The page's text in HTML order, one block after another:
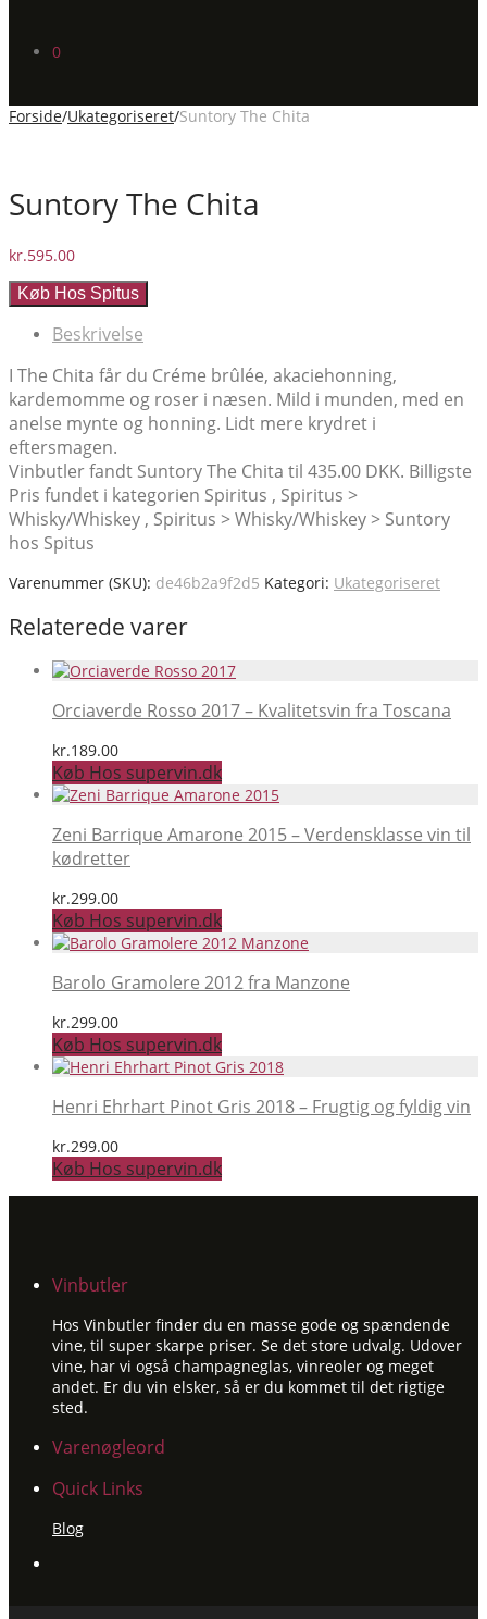
0
Forside/Ukategoriseret/Suntory The Chita
Suntory The Chita
kr.595.00
Køb Hos Spitus
Beskrivelse
I The Chita får du Créme brûlée, akaciehonning,
kardemomme og roser i næsen. Mild i munden, med en
anelse mynte og honning. Lidt mere krydret i
eftersmagen.
Vinbutler fandt Suntory The Chita til 435.00 DKK. Billigste
Pris fundet i kategorien Spiritus , Spiritus >
Whisky/Whiskey , Spiritus > Whisky/Whiskey > Suntory
hos Spitus
Varenummer (SKU): de46b2a9f2d5 Kategori: Ukategoriseret
Relaterede varer
Orciaverde Rosso 2017 – Kvalitetsvin fra Toscana
kr.189.00
Køb Hos supervin.dk
Zeni Barrique Amarone 2015 – Verdensklasse vin til
kødretter
kr.299.00
Køb Hos supervin.dk
Barolo Gramolere 2012 fra Manzone
kr.299.00
Køb Hos supervin.dk
Henri Ehrhart Pinot Gris 2018 – Frugtig og fyldig vin
kr.299.00
Køb Hos supervin.dk
Vinbutler
Hos Vinbutler finder du en masse gode og spændende
vine, til super skarpe priser. Se det store udvalg. Udover
vine, har vi også champagneglas, vinreoler og meget
andet. Er du vin elsker, så er du kommet til det rigtige
sted.
Varenøgleord
Quick Links
Blog